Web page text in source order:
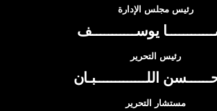
رئيس مجلس الإدارة
يوســـــــــــف
رئيس التحرير
اللـــــــــــــبـان
مستشار التحرير